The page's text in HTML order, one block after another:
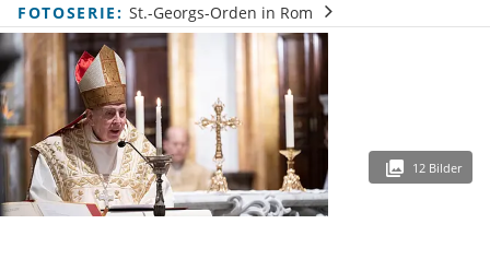
FOTOSERIE:St.-Georgs-Orden in Rom
12 Bilder